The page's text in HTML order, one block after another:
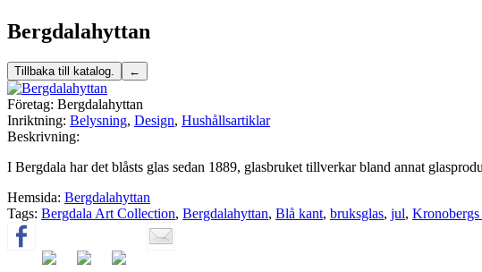
Bergdalahyttan
Företag: Bergdalahyttan
Inriktning: Belysning, Design, Hushållsartiklar
Beskrivning:
I Bergdala har det blåsts glas sedan 1889, glasbruket tillverkar bland annat
Hemsida: Bergdalahyttan
Tags: Bergdala Art Collection, Bergdalahyttan, Blå kant, bruksglas, jul, Kronobergs